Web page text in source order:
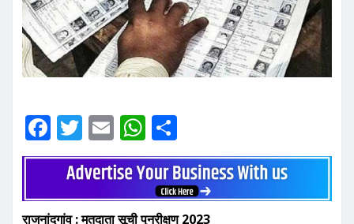
F
a
e
T
w
it
te
E
m
ai
l
W
h
at
s
h
ar
e
राजनांदगांव : मतदाता सूची पुनरीक्षण 2023